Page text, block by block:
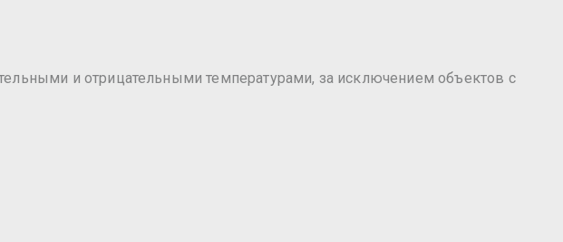
и отрицательными температурами, за исключением объектов с